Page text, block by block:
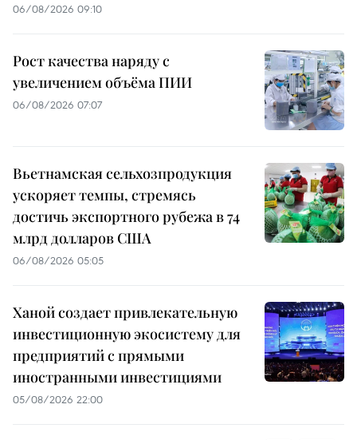
06/08/2026 09:10
Рост качества наряду с
увеличением объёма ПИИ
06/08/2026 07:07
Вьетнамская сельхозпродукция
ускоряет темпы, стремясь
достичь экспортного рубежа в 74
млрд долларов США
06/08/2026 05:05
Ханой создает привлекательную
инвестиционную экосистему для
предприятий с прямыми
иностранными инвестициями
05/08/2026 22:00